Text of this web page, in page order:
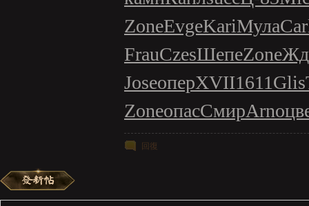
ZoneEvgeKariМула
FrauCzesШепеZone
JoseоперXVII1611Glis
ZoneопасСмирArno
回復